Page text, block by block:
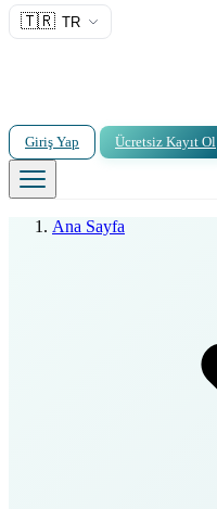
🇹🇷 TR
Giriş Yap Ücretsiz Kayıt Ol
Ana Sayfa